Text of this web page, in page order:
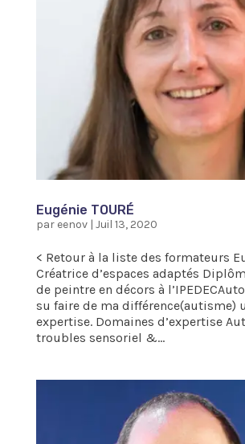
Eugénie TOURÉ
par eenov| Juil 13, 2020
< Retour à la liste des formateurs
Créatrice d’espaces adaptés
de peintre en décors à
su faire de ma différence(autisme)
expertise. Domaines d’expertise
troubles sensoriel &...